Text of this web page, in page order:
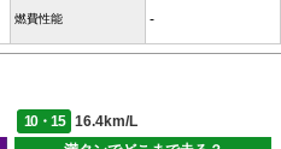
燃費性能 -
10・15
16.4km/L